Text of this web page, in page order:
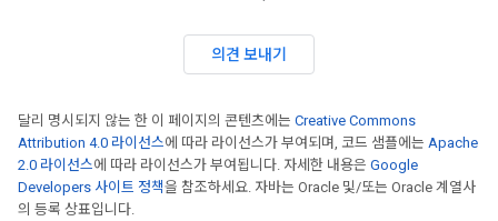
의견 보내기
달리 명시되지 않는 한 이 페이지의 콘텐츠에는 Creative Commons
Attribution 4.0 라이선스에 따라 라이선스가 부여되며, 코드 샘플에는 Apache
2.0 라이선스에 따라 라이선스가 부여됩니다. 자세한 내용은 Google
Developers 사이트 정책을 참조하세요. 자바는 Oracle 및/또는 Oracle 계열사
의 등록 상표입니다.